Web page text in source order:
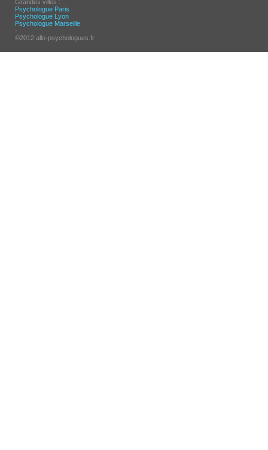
Grandes villes :
Psychologue Paris
Psychologue Lyon
Psychologue Marseille
-
©2012 allo-psychologues.fr